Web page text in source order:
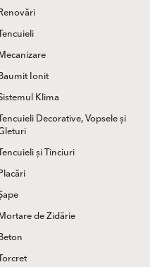
Ionit
Klima
Decorative, Vopsele și
și Tinciuri
de Zidărie